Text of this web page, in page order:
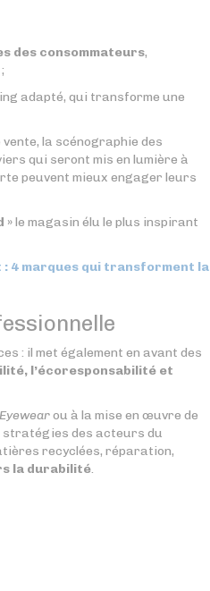
des consommateurs,
adapté, qui transforme une
la scénographie des
qui seront mis en lumière à
peuvent mieux engager leurs
»le magasin élu le plus inspirant
: 4 marques qui transforment la
: il met également en avant des
l’écoresponsabilité et
ou à la mise en œuvre de
stratégies des acteurs du
recyclées, réparation,
la durabilité.